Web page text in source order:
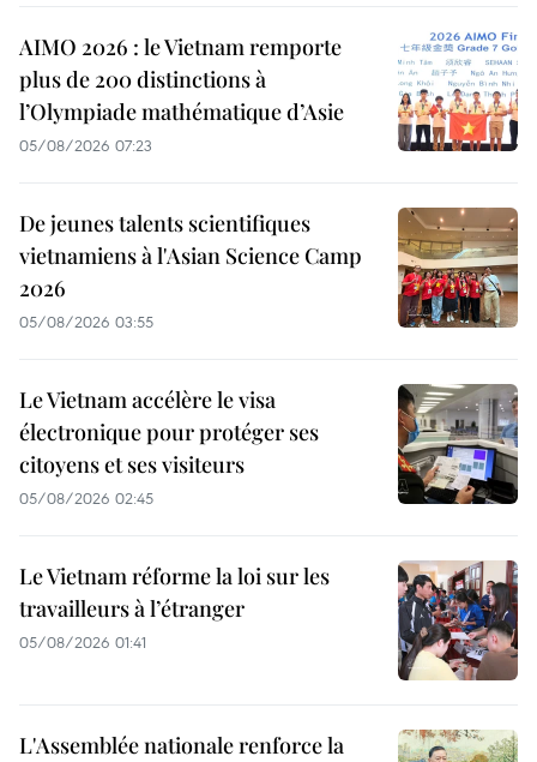
AIMO 2026 : le Vietnam remporte
plus de 200 distinctions à
l’Olympiade mathématique d’Asie
05/08/2026 07:23
De jeunes talents scientifiques
vietnamiens à l'Asian Science Camp
2026
05/08/2026 03:55
Le Vietnam accélère le visa
électronique pour protéger ses
citoyens et ses visiteurs
05/08/2026 02:45
Le Vietnam réforme la loi sur les
travailleurs à l’étranger
05/08/2026 01:41
L'Assemblée nationale renforce la